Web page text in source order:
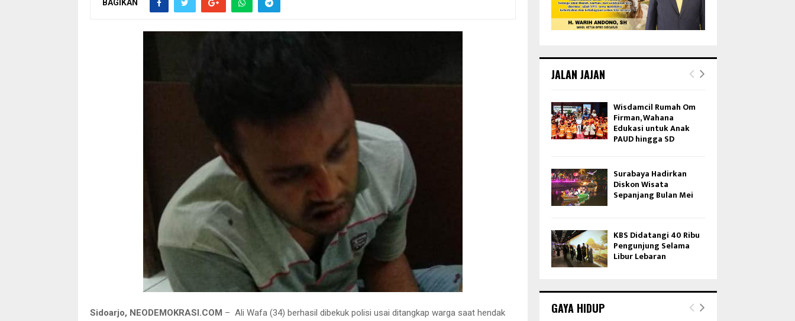
BAGIKAN
Ali Wafa yang meringkuk di sel tahanan Polsek Krian.
Sidoarjo, NEODEMOKRASI.COM – Ali Wafa (34) berhasil dibekuk polisi usai ditangkap warga saat hendak
JALAN JAJAN
Wisdamcil Rumah Om
Firman, Wahana
Edukasi untuk Anak
PAUD hingga SD
Surabaya Hadirkan
Diskon Wisata
Sepanjang Bulan Mei
KBS Didatangi 40 Ribu
Pengunjung Selama
Libur Lebaran
GAYA HIDUP